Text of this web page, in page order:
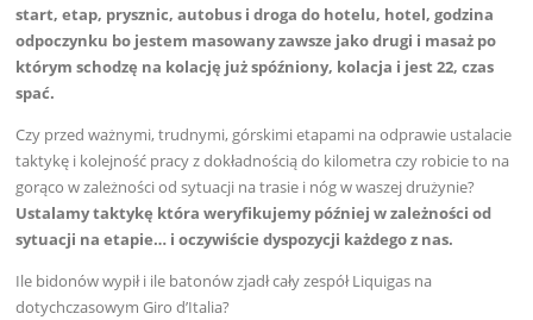
start, etap, prysznic, autobus i droga do hotelu, hotel, godzina
odpoczynku bo jestem masowany zawsze jako drugi i masaż po
którym schodzę na kolację już spóźniony, kolacja i jest 22, czas
spać.
Czy przed ważnymi, trudnymi, górskimi etapami na odprawie ustalacie
taktykę i kolejność pracy z dokładnością do kilometra czy robicie to na
gorąco w zależności od sytuacji na trasie i nóg w waszej drużynie?
Ustalamy taktykę która weryfikujemy później w zależności od
sytuacji na etapie… i oczywiście dyspozycji każdego z nas.
Ile bidonów wypił i ile batonów zjadł cały zespół Liquigas na
dotychczasowym Giro d’Italia?